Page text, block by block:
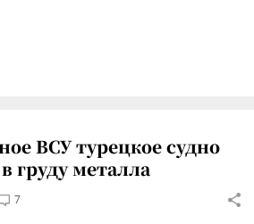
ВСУ турецкое судно
груду металла
7